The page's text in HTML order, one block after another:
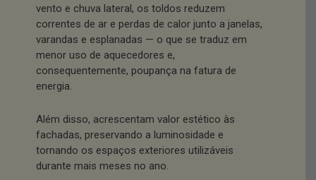
vento e chuva lateral, os toldos reduzem
correntes de ar e perdas de calor junto a janelas,
varandas e esplanadas — o que se traduz em
menor uso de aquecedores e,
consequentemente, poupança na fatura de
energia.
Além disso, acrescentam valor estético às
fachadas, preservando a luminosidade e
tornando os espaços exteriores utilizáveis
durante mais meses no ano.